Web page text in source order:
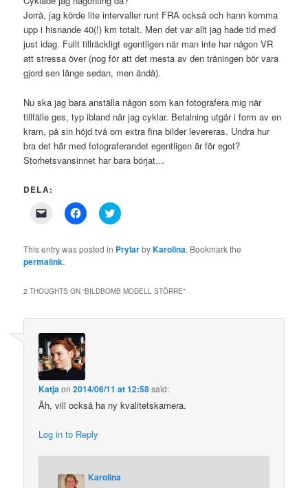
Jorrå, jag körde lite intervaller runt FRA också och hann komma
upp i hisnande 40(!) km totalt. Men det var allt jag hade tid med
just idag. Fullt tillräckligt egentligen när man inte har någon VR
att stressa över (nog för att det mesta av den träningen bör vara
gjord sen länge sedan, men ändå).
Nu ska jag bara anställa någon som kan fotografera mig när
tillfälle ges, typ ibland när jag cyklar. Betalning utgår i form av en
kram, på sin höjd två om extra fina bilder levereras. Undra hur
bra det här med fotograferandet egentligen är för egot?
Storhetsvansinnet har bara börjat…
DELA:
Click
link
to
a
in
Click
to
Facebook
(Opens
Click
to
Twitter
(Opens
This entry was posted in PrylarbyKarolina. Bookmark the
permalink.
2 THOUGHTS ON “BILDBOMB MODELL STÖRRE”
Katjaon2014/06/11 at 12:58said:
Åh, vill också ha ny kvalitetskamera.
Log in to Reply
Karolina